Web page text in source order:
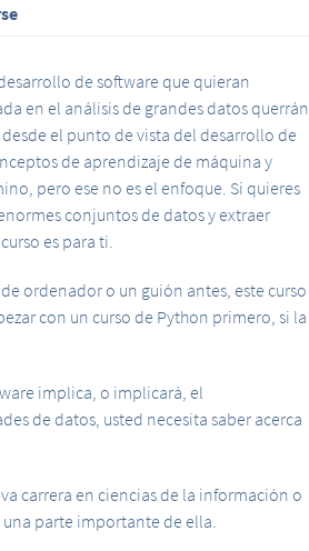
de software que quieran
en el análisis de grandes datos querrán
el punto de vista del desarrollo de
de aprendizaje de máquina y
pero ese no es el enfoque. Si quieres
conjuntos de datos y extraer
es para ti.
ordenador o un guión antes, este curso
con un curso de Python primero, si la
implica, o implicará, el
de datos, usted necesita saber acerca
carrera en ciencias de la información o
parte importante de ella.